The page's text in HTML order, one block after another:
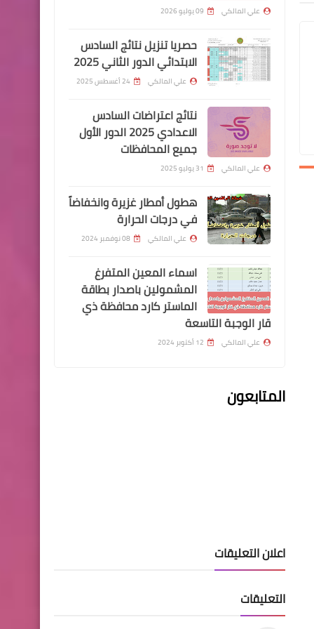
السكنية
التجارة : تعلن عن استكمال
طبع البطاقة التموينية
الحماية الاجتماعية لاستلام
مفردات السلة الغذائية
والطحين
اسماء االرعاية الاجتماعية
قابلوا القاضي وحصلوا على
قبول اعتراض ورد الاعتراض
مركز تحميل النتائج
الثالثة من المهندسين
المقبولين للعمل بصفة أجر
علي المالكي 09 يوليو 2026
حصريا تنزيل نتائج السادس
الابتدائي الدور الثاني 2025
علي المالكي 24 أغسطس 2025
نتائج اعتراضات السادس
الاعدادي 2025 الدور الأول
جميع المحافظات
علي المالكي 31 يوليو 2025
هطول أمطار غزيرة وانخفاضاً
في درجات الحرارة
علي المالكي 08 نوفمبر 2024
اسماء المعين المتفرغ
المشمولين باصدار بطاقة
الماستر كارد محافظة ذي
قار الوجبة التاسعة
علي المالكي 12 أكتوبر 2024
المتابعون
اعلان التعليقات
التعليقات